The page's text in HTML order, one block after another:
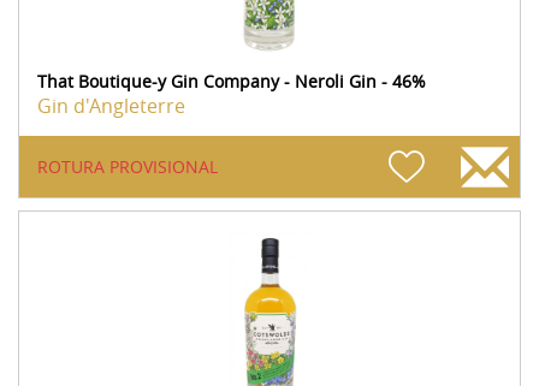
That Boutique-y Gin Company - Neroli Gin - 46%
Gin d'Angleterre
ROTURA PROVISIONAL